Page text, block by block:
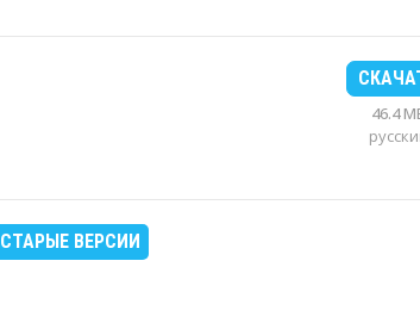
46.4
СТАРЫЕ ВЕРСИИ